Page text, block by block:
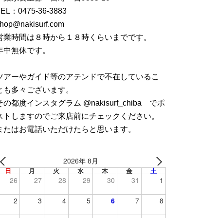
： 0475-36-3883
業時間は８時から１８時くらいまでです。
中無休です。
アーやガイド等のアテンドで不在しているこ
も多々ございます。
の都度インスタグラム @nakisurf_chiba でポ
トしますのでご来店前にチェックください。
たはお電話いただけたらと思います。
2026年 8月
日 月 火 水 木 金 土
26 27 28 29 30 31 1
2 3 4 5 6 7 8